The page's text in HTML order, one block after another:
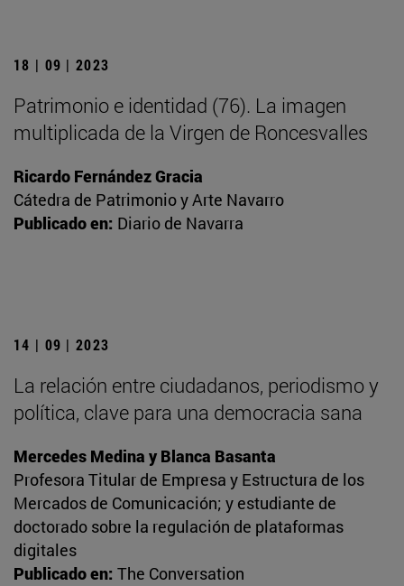
18 | 09 | 2023
Patrimonio e identidad (76). La imagen
multiplicada de la Virgen de Roncesvalles
Ricardo Fernández Gracia
Cátedra de Patrimonio y Arte Navarro
Publicado en: Diario de Navarra
14 | 09 | 2023
La relación entre ciudadanos, periodismo y
política, clave para una democracia sana
Mercedes Medina y Blanca Basanta
Profesora Titular de Empresa y Estructura de los
Mercados de Comunicación; y estudiante de
doctorado sobre la regulación de plataformas
digitales
Publicado en: The Conversation